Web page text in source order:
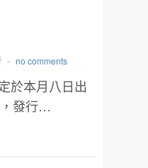
- no comments
於本月八日出
發行…